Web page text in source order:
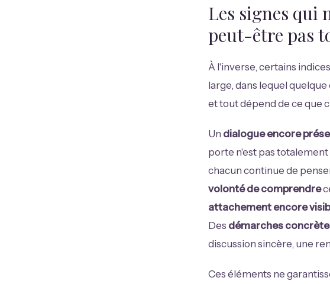
Les signes qui
peut-être pas
À l'inverse, certains
large, dans lequel
et tout dépend de ce que
Un dialogue encore
porte n'est pas
chacun continue de
volonté de comprendre
attachement encore
Des démarches
discussion sincère, une
Ces éléments ne